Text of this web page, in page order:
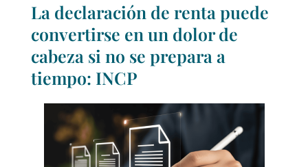
La declaración de renta puede
convertirse en un dolor de
cabeza si no se prepara a
tiempo: INCP